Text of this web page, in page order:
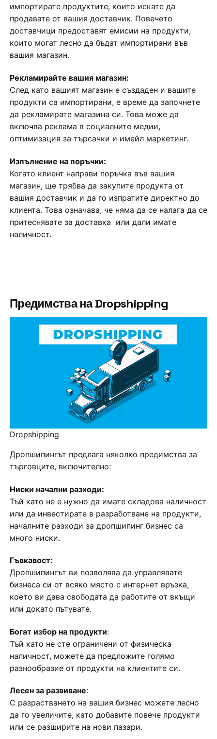
импортирате продуктите, които искате да
продавате от вашия доставчик. Повечето
доставчици предоставят емисии на продукти,
които могат лесно да бъдат импортирани във
вашия магазин.
Рекламирайте вашия магазин:
След като вашият магазин е създаден и вашите
продукти са импортирани, е време да започнете
да рекламирате магазина си. Това може да
включва реклама в социалните медии,
оптимизация за търсачки и имейл маркетинг.
Изпълнение на поръчки:
Когато клиент направи поръчка във вашия
магазин, ще трябва да закупите продукта от
вашия доставчик и да го изпратите директно до
клиента. Това означава, че няма да се налага да се
притеснявате за доставка или дали имате
наличност.
Предимства на Dropshipping
Dropshipping
Дропшипингът предлага няколко предимства за
търговците, включително:
Ниски начални разходи:
Тъй като не е нужно да имате складова наличност
или да инвестирате в разработване на продукти,
началните разходи за дропшипинг бизнес са
много ниски.
Гъвкавост:
Дропшипингът ви позволява да управлявате
бизнеса си от всяко място с интернет връзка,
което ви дава свободата да работите от вкъщи
или докато пътувате.
Богат избор на продукти:
Тъй като не сте ограничени от физическа
наличност, можете да предложите голямо
разнообразие от продукти на клиентите си.
Лесен за развиване:
С разрастването на вашия бизнес можете лесно
да го увеличите, като добавите повече продукти
или се разширите на нови пазари.